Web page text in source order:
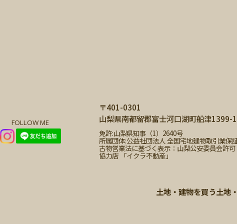
FOLLOW ME
〒401-0301
山梨県南都留郡富士河口湖町船津1399-1
免許:山梨県知事（1）2640号
所属団体:公益社団法人 全国宅地建物取引業保
古物営業法に基づく表示：山梨公安委員会許
協力店 「イクラ不動産」
土地・建物を買う土地